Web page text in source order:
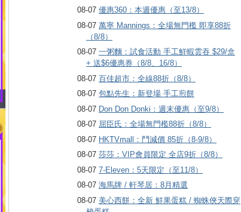
08-07 優惠360：本週優惠（至13/8）
08-07 萬寧 Mannings：全場無門檻 即享88折
（8/8）
08-07 一粥麵：試食活動 手工鮮蝦雲吞 $29/盒
+ 送$6優惠券（8/8、16/8）
08-07 百佳超市：全線88折（8/8）
08-07 包點先生：新登場 手工煎餅
08-07 Don Don Donki：週末優惠（至9/8）
08-07 屈臣氏：全場無門檻88折（8/8）
08-07 HKTVmall ：鬥減價 85折（8-9/8）
08-07 莎莎：VIP會員限定 全店9折（8/8）
08-07 7-Eleven：5天限定（至11/8）
08-07 海馬牌 / 軒琴居：8月精選
08-07 美心西餅：全新 鮮果蛋糕 / 蜘蛛俠天際穿